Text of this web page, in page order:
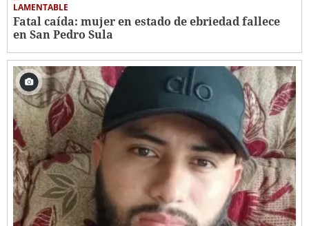
LAMENTABLE
Fatal caída: mujer en estado de ebriedad fallece
en San Pedro Sula